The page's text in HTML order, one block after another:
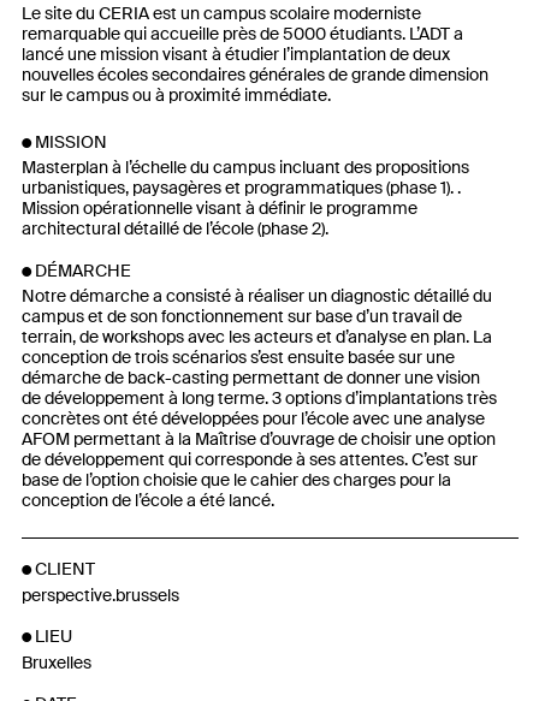
Le site du CERIA est un campus scolaire moderniste
remarquable qui accueille près de 5000 étudiants. L’ADT a
lancé une mission visant à étudier l’implantation de deux
nouvelles écoles secondaires générales de grande dimension
sur le campus ou à proximité immédiate.
MISSION
Masterplan à l’échelle du campus incluant des propositions
urbanistiques, paysagères et programmatiques (phase 1). .
Mission opérationnelle visant à définir le programme
architectural détaillé de l’école (phase 2).
DÉMARCHE
Notre démarche a consisté à réaliser un diagnostic détaillé du
campus et de son fonctionnement sur base d’un travail de
terrain, de workshops avec les acteurs et d’analyse en plan. La
conception de trois scénarios s’est ensuite basée sur une
démarche de back-casting permettant de donner une vision
de développement à long terme. 3 options d’implantations très
concrètes ont été développées pour l’école avec une analyse
AFOM permettant à la Maîtrise d’ouvrage de choisir une option
de développement qui corresponde à ses attentes. C’est sur
base de l’option choisie que le cahier des charges pour la
conception de l’école a été lancé.
CLIENT
perspective.brussels
LIEU
Bruxelles